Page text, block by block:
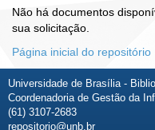
Não há documentos
sua solicitação.
Página inicial do repositório
Universidade de Brasília -
Coordenadoria de Gestão da
(61) 3107-2683
repositorio@unb.br